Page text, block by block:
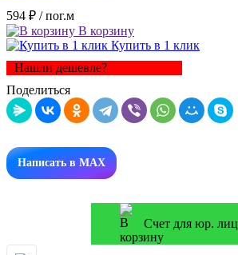
594 ₽ / пог.м
В корзину
Купить в 1 клик
Нашли дешевле?
Поделиться
Написать в MAX
Счет для юр. лиц